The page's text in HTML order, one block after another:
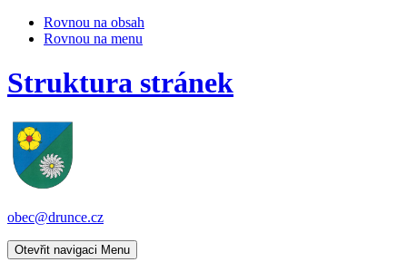
Rovnou na obsah
Rovnou na menu
Struktura stránek
obec@drunce.cz
Otevřit navigaci Menu